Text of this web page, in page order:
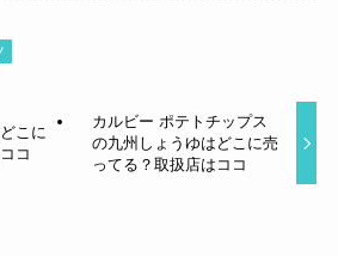
こに
コ
カルビー ポテトチップス
の九州しょうゆはどこに売
ってる？取扱店はココ